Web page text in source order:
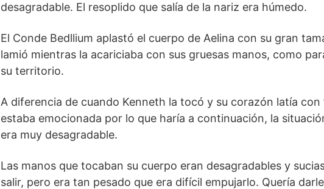
desagradable. El resoplido que salía de la nariz era húmedo.
El Conde Bedllium aplastó el cuerpo de Aelina con su gran
lamió mientras la acariciaba con sus gruesas manos, como
su territorio.
A diferencia de cuando Kenneth la tocó y su corazón latía con
estaba emocionada por lo que haría a continuación, la
era muy desagradable.
Las manos que tocaban su cuerpo eran desagradables y
salir, pero era tan pesado que era difícil empujarlo. Quería